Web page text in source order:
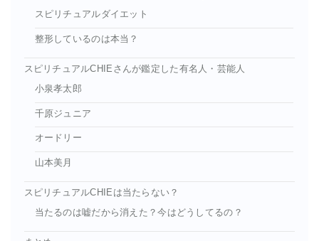
スピリチュアルダイエット
整形しているのは本当？
スピリチュアルCHIEさんが鑑定した有名人・芸能人
小泉孝太郎
千原ジュニア
オードリー
山本美月
スピリチュアルCHIEは当たらない？
当たるのは嘘だから消えた？今はどうしてるの？